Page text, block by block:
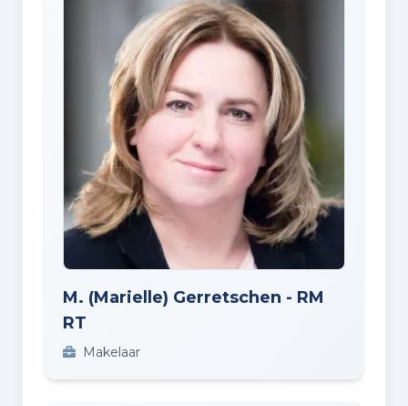
M. (Marielle) Gerretschen - RM
RT
Makelaar